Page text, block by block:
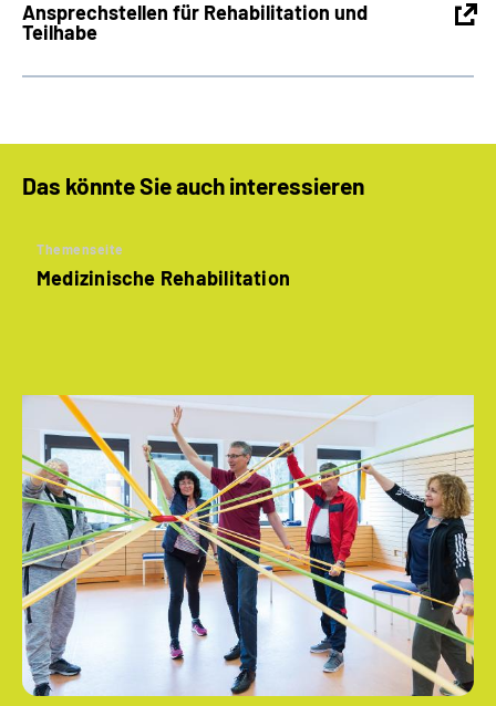
Ansprechstellen für Rehabilitation und
Teilhabe
Das könnte Sie auch interessieren
Themenseite
Medizinische Rehabilitation